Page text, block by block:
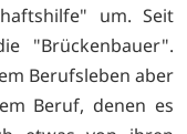
um. Seit
"Brückenbauer".
Berufsleben aber
Beruf, denen es